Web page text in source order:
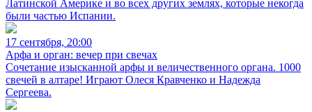
Латинской Америке и во всех других землях, которые некогда
были частью Испании.
17 сентября, 20:00
Арфа и орган: вечер при свечах
Сочетание изысканной арфы и величественного органа. 1000
свечей в алтаре! Играют Олеся Кравченко и Надежда
Сергеева.